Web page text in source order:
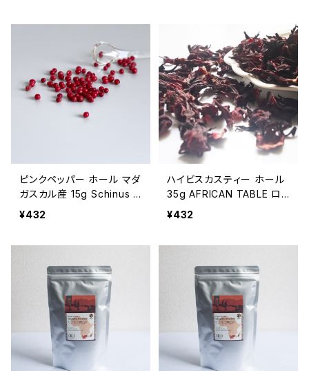
ピンクペッパー ホール マダ
ガスカル産 15g Schinus t
erebinthifolia ポアブルロ
¥432
ハイビスカスティー ホール
35g AFRICAN TABLE ロ
ーゼル ビサップ
¥432